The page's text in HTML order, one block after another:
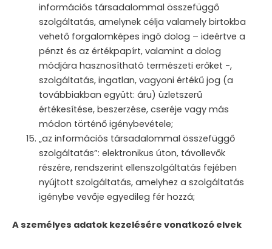
információs társadalommal összefüggő
szolgáltatás, amelynek célja valamely birtokba
vehető forgalomképes ingó dolog – ideértve a
pénzt és az értékpapírt, valamint a dolog
módjára hasznosítható természeti erőket -,
szolgáltatás, ingatlan, vagyoni értékű jog (a
továbbiakban együtt: áru) üzletszerű
értékesítése, beszerzése, cseréje vagy más
módon történő igénybevétele;
„az információs társadalommal összefüggő
szolgáltatás”: elektronikus úton, távollevők
részére, rendszerint ellenszolgáltatás fejében
nyújtott szolgáltatás, amelyhez a szolgáltatás
igénybe vevője egyedileg fér hozzá;
A személyes adatok kezelésére vonatkozó elvek